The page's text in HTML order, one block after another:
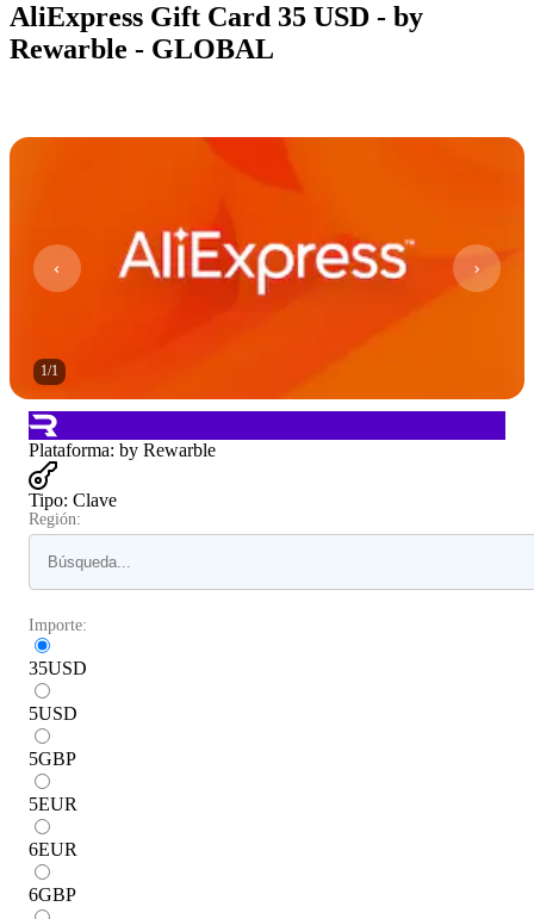
AliExpress Gift Card 35 USD - by
Rewarble - GLOBAL
1/1
Plataforma: by Rewarble
Tipo: Clave
Región:
Importe:
35USD
5USD
5GBP
5EUR
6EUR
6GBP